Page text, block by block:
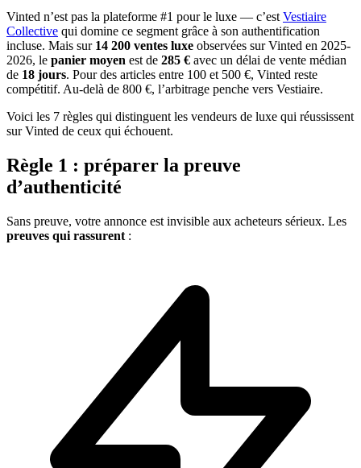
Vinted n’est pas la plateforme #1 pour le luxe — c’est Vestiaire
Collective qui domine ce segment grâce à son authentification
incluse. Mais sur 14 200 ventes luxe observées sur Vinted en 2025-
2026, le panier moyen est de 285 € avec un délai de vente médian
de 18 jours. Pour des articles entre 100 et 500 €, Vinted reste
compétitif. Au-delà de 800 €, l’arbitrage penche vers Vestiaire.
Voici les 7 règles qui distinguent les vendeurs de luxe qui réussissent
sur Vinted de ceux qui échouent.
Règle 1 : préparer la preuve
d’authenticité
Sans preuve, votre annonce est invisible aux acheteurs sérieux. Les
preuves qui rassurent :